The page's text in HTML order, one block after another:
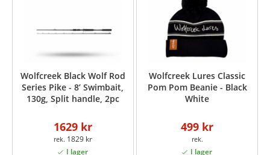
Wolfcreek Black Wolf Rod
Series Pike - 8’ Swimbait,
130g, Split handle, 2pc
1629 kr
1829 kr
Wolfcreek Lures Classic
Pom Pom Beanie - Black
White
499 kr